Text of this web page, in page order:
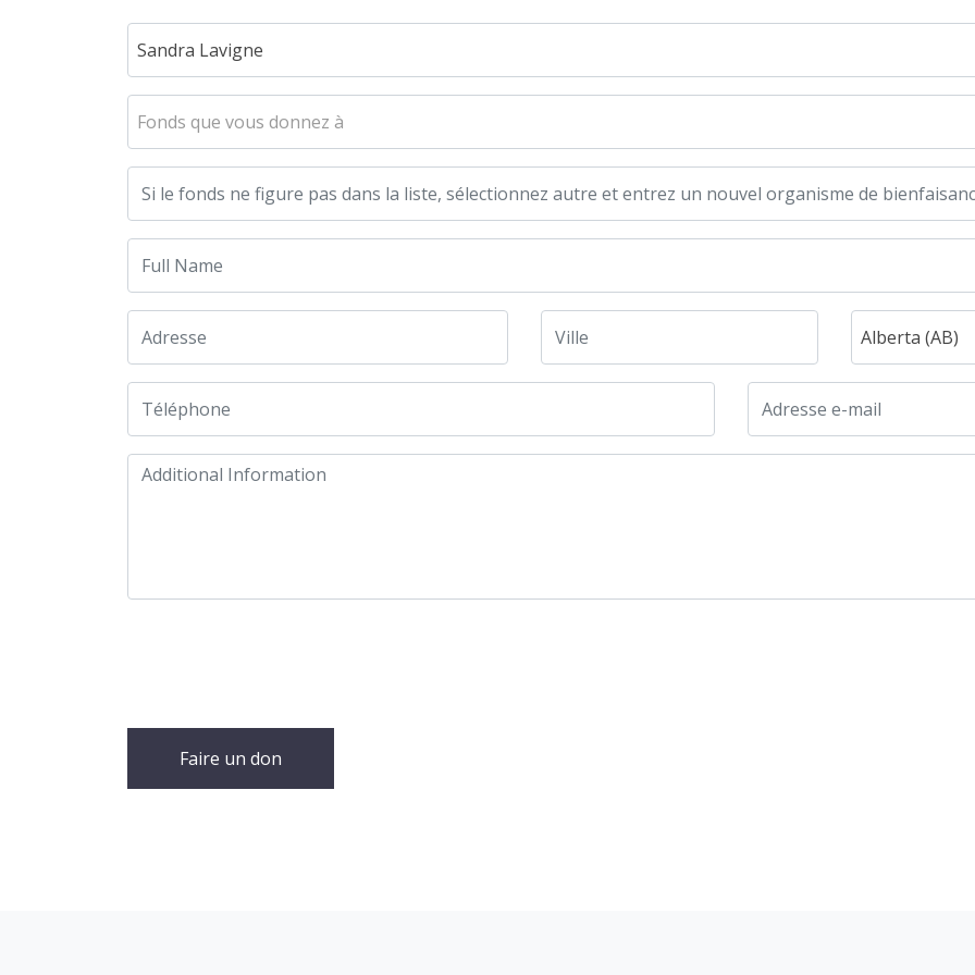
Sandra Lavigne
Fonds que vous donnez à
Alberta (AB)
Faire un don